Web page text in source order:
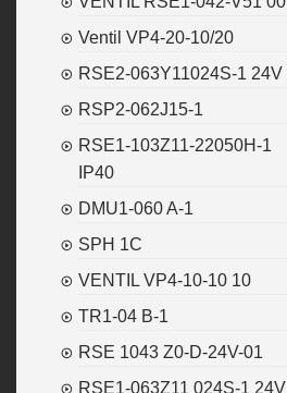
Ventil VP4-20-10/20
RSE2-063Y11024S-1 24V
RSP2-062J15-1
RSE1-103Z11-22050H-1
IP40
DMU1-060 A-1
SPH 1C
VENTIL VP4-10-10 10
TR1-04 B-1
RSE 1043 Z0-D-24V-01
RSE1-063Z11 024S-1 24V